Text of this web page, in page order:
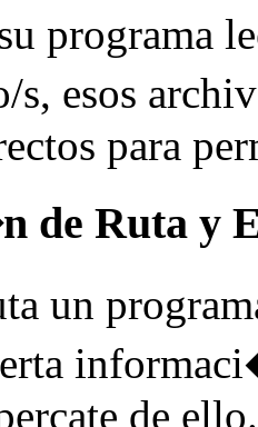
programa
s, esos
para
de Ruta y
un
de